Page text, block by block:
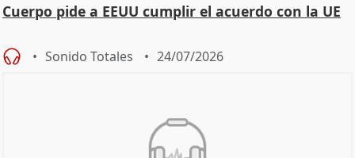
Cuerpo pide a EEUU cumplir el acuerdo con la UE
Sonido Totales 24/07/2026